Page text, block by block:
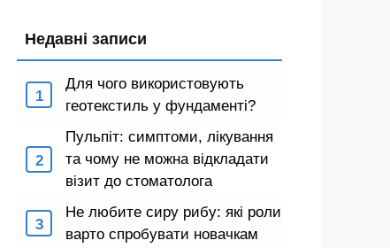
Недавні записи
Для чого використовують
геотекстиль у фундаменті?
Пульпіт: симптоми, лікування
та чому не можна відкладати
візит до стоматолога
Не любите сиру рибу: які роли
варто спробувати новачкам